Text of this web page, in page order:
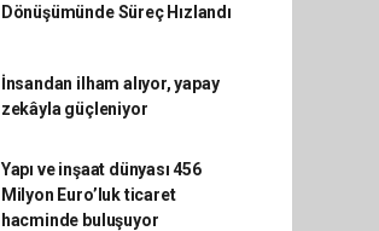
Dönüşümünde Süreç Hızlandı
İnsandan ilham alıyor, yapay
zekâyla güçleniyor
Yapı ve inşaat dünyası 456
Milyon Euro’luk ticaret
hacminde buluşuyor